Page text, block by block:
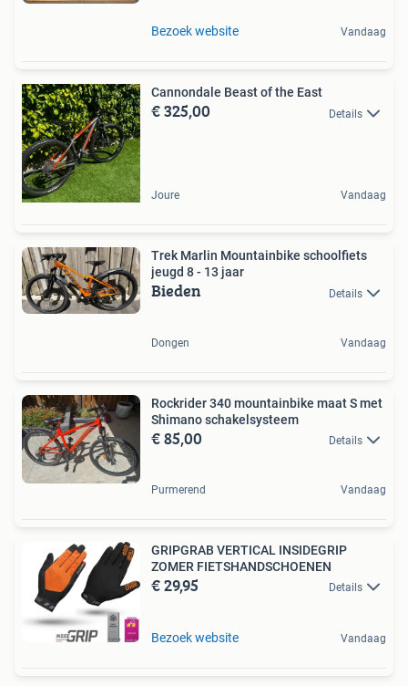
Bezoek website Vandaag
Cannondale Beast of the East
€ 325,00 Details
Joure Vandaag
Trek Marlin Mountainbike schoolfiets
jeugd 8 - 13 jaar
Bieden Details
Dongen Vandaag
Rockrider 340 mountainbike maat S met
Shimano schakelsysteem
€ 85,00 Details
Purmerend Vandaag
GRIPGRAB VERTICAL INSIDEGRIP
ZOMER FIETSHANDSCHOENEN
€ 29,95 Details
Bezoek website Vandaag